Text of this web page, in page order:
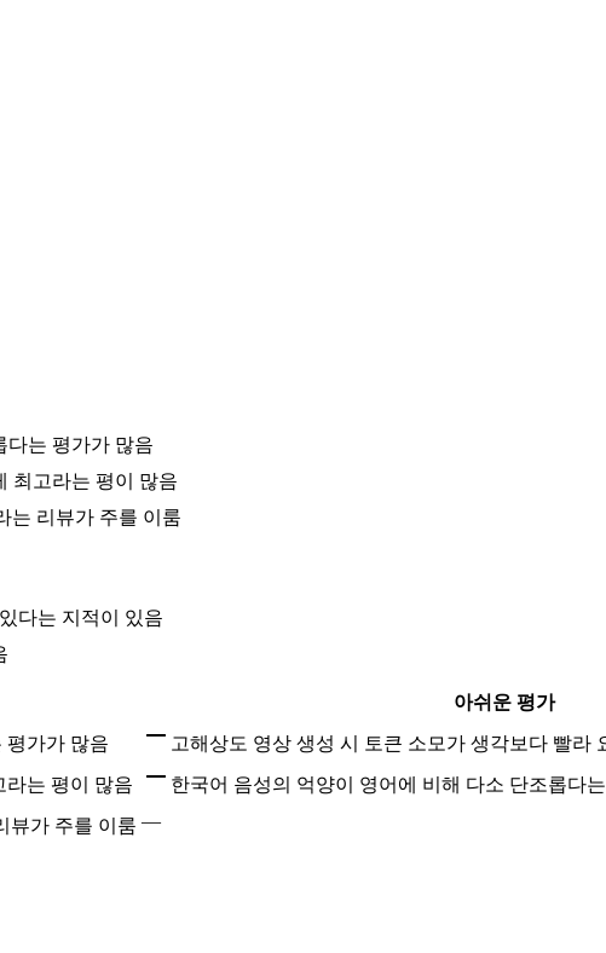
다는 평가가 많음
최고라는 평이 많음
는 리뷰가 주를 이룸
다는 지적이 있음
아쉬운 평가
평가가 많음
고해상도 영상 생성 시 토큰 소모가 생각보다 빨라
라는 평이 많음
한국어 음성의 억양이 영어에 비해 다소 단조롭다
뷰가 주를 이룸 —